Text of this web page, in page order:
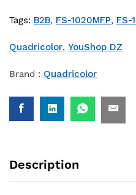
Tags: B2B, FS-1020MFP, FS-
Quadricolor, YouShop DZ
Brand : Quadricolor
Description